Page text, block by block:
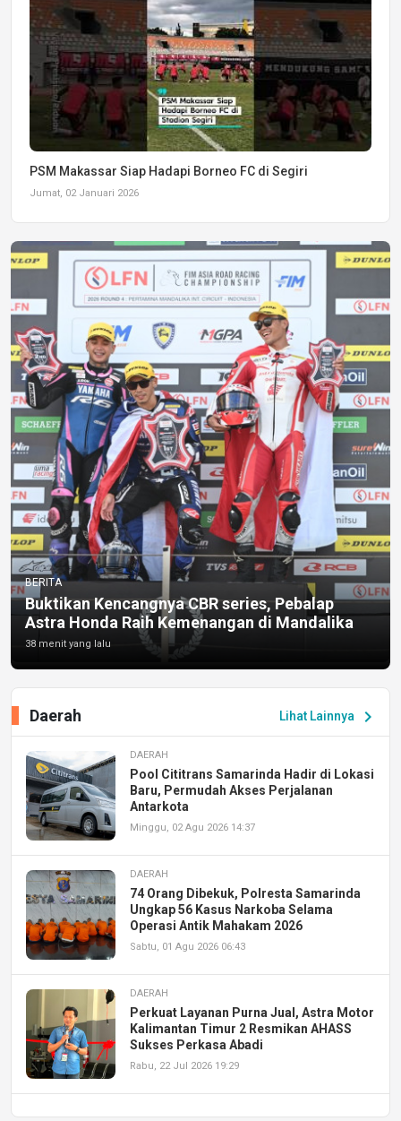
PSM Makassar Siap Hadapi Borneo FC di Segiri
Jumat, 02 Januari 2026
BERITA
Buktikan Kencangnya CBR series, Pebalap
Astra Honda Raih Kemenangan di Mandalika
38 menit yang lalu
Lihat Lainnya chevron_right
Daerah
DAERAH
Pool Cititrans Samarinda Hadir di Lokasi
Baru, Permudah Akses Perjalanan
Antarkota
Minggu, 02 Agu 2026 14:37
DAERAH
74 Orang Dibekuk, Polresta Samarinda
Ungkap 56 Kasus Narkoba Selama
Operasi Antik Mahakam 2026
Sabtu, 01 Agu 2026 06:43
DAERAH
Perkuat Layanan Purna Jual, Astra Motor
Kalimantan Timur 2 Resmikan AHASS
Sukses Perkasa Abadi
Rabu, 22 Jul 2026 19:29